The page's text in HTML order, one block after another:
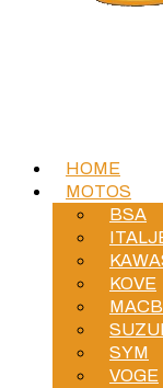
HOME
MOTOS
BSA
KOVE
SYM
VOGE